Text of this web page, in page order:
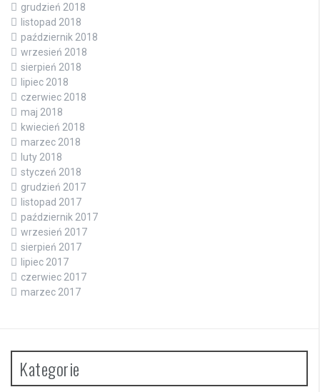
grudzień 2018
listopad 2018
październik 2018
wrzesień 2018
sierpień 2018
lipiec 2018
czerwiec 2018
maj 2018
kwiecień 2018
marzec 2018
luty 2018
styczeń 2018
grudzień 2017
listopad 2017
październik 2017
wrzesień 2017
sierpień 2017
lipiec 2017
czerwiec 2017
marzec 2017
Kategorie